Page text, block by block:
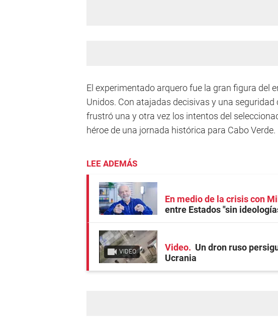
El experimentado arquero fue la gran figura del
Unidos. Con atajadas decisivas y una
frustró una y otra vez los intentos del
héroe de una jornada histórica para Cabo Verde.
LEE ADEMÁS
En medio de la crisis con
entre Estados "sin
VIDEO Video
Un dron ruso
Ucrania